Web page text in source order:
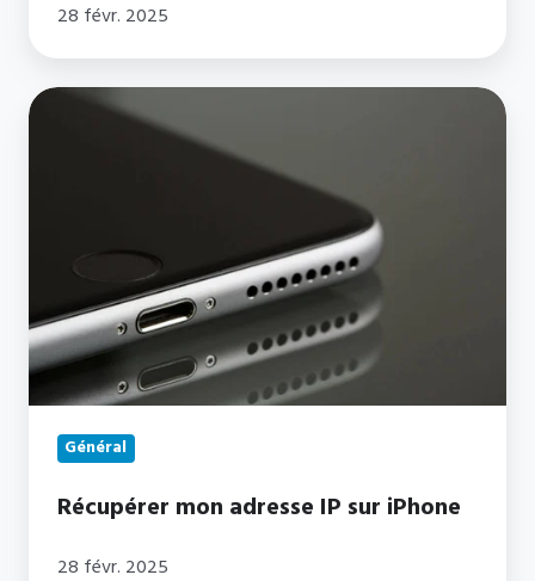
28 févr. 2025
Récupérer
iPhone
Général
Récupérer mon adresse IP sur iPhone
28 févr. 2025